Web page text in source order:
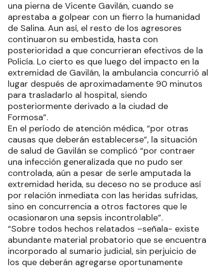
una pierna de Vicente Gavilán, cuando se
aprestaba a golpear con un fierro la humanidad
de Salina. Aun así, el resto de los agresores
continuaron su embestida, hasta con
posterioridad a que concurrieran efectivos de la
Policía. Lo cierto es que luego del impacto en la
extremidad de Gavilán, la ambulancia concurrió al
lugar después de aproximadamente 90 minutos
para trasladarlo al hospital, siendo
posteriormente derivado a la ciudad de
Formosa”.
En el período de atención médica, “por otras
causas que deberán establecerse”, la situación
de salud de Gavilán se complicó “por contraer
una infección generalizada que no pudo ser
controlada, aún a pesar de serle amputada la
extremidad herida, su deceso no se produce así
por relación inmediata con las heridas sufridas,
sino en concurrencia a otros factores que le
ocasionaron una sepsis incontrolable”.
“Sobre todos hechos relatados –señala- existe
abundante material probatorio que se encuentra
incorporado al sumario judicial, sin perjuicio de
los que deberán agregarse oportunamente